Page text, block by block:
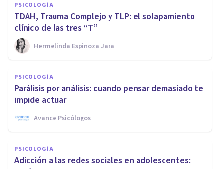
PSICOLOGÍA
TDAH, Trauma Complejo y TLP: el solapamiento
clínico de las tres “T”
Hermelinda Espinoza Jara
PSICOLOGÍA
Parálisis por análisis: cuando pensar demasiado te
impide actuar
Avance Psicólogos
PSICOLOGÍA
Adicción a las redes sociales en adolescentes: